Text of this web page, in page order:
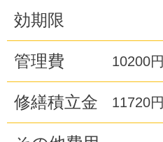
効期限
管理費 10200円
修繕積立金 11720円